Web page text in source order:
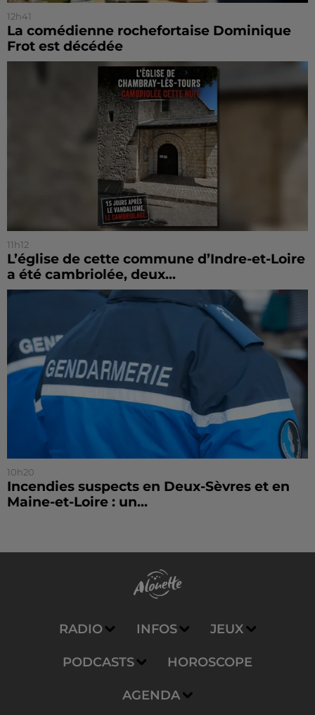
12h41
La comédienne rochefortaise Dominique
Frot est décédée
11h12
L’église de cette commune d’Indre-et-Loire
a été cambriolée, deux...
10h20
Incendies suspects en Deux-Sèvres et en
Maine-et-Loire : un...
RADIO INFOS JEUX
PODCASTS HOROSCOPE
AGENDA